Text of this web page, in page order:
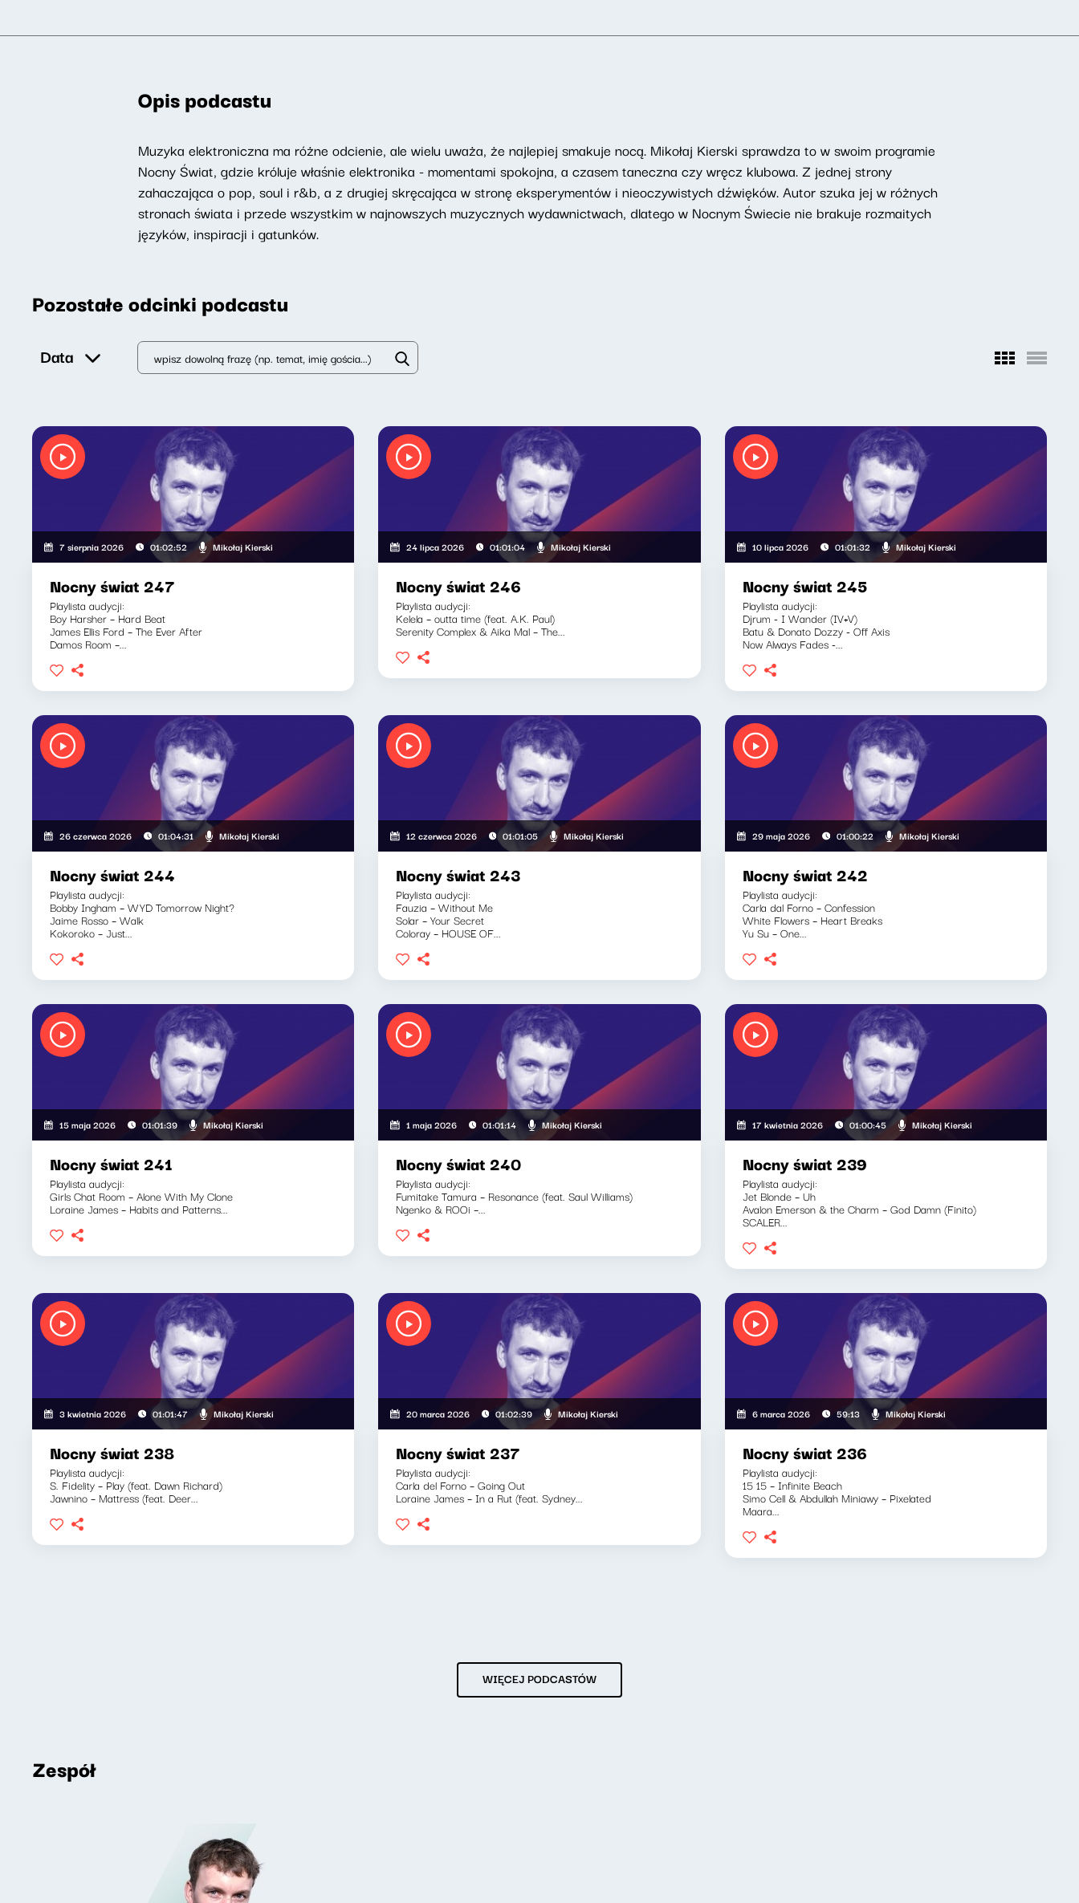
Opis podcastu
Muzyka elektroniczna ma różne odcienie, ale wielu uważa, że najlepiej smakuje nocą. Mikołaj Kierski sprawdza to w swoim programie
Nocny Świat, gdzie króluje właśnie elektronika - momentami spokojna, a czasem taneczna czy wręcz klubowa. Z jednej strony
zahaczająca o pop, soul i r&b, a z drugiej skręcająca w stronę eksperymentów i nieoczywistych dźwięków. Autor szuka jej w różnych
stronach świata i przede wszystkim w najnowszych muzycznych wydawnictwach, dlatego w Nocnym Świecie nie brakuje rozmaitych
języków, inspiracji i gatunków.
Pozostałe odcinki podcastu
Data
7 sierpnia 2026 01:02:52 Mikołaj Kierski
Nocny świat 247
Playlista audycji:
Boy Harsher – Hard Beat
James Ellis Ford – The Ever After
Damos Room –...
24 lipca 2026 01:01:04 Mikołaj Kierski
Nocny świat 246
Playlista audycji:
Kelela – outta time (feat. A.K. Paul)
Serenity Complex & Aika Mal – The...
10 lipca 2026 01:01:32 Mikołaj Kierski
Nocny świat 245
Playlista audycji:
Djrum - I Wander (IV+V)
Batu & Donato Dozzy - Off Axis
Now Always Fades -...
26 czerwca 2026 01:04:31 Mikołaj Kierski
Nocny świat 244
Playlista audycji:
Bobby Ingham – WYD Tomorrow Night?
Jaime Rosso – Walk
Kokoroko – Just...
12 czerwca 2026 01:01:05 Mikołaj Kierski
Nocny świat 243
Playlista audycji:
Fauzia – Without Me
Solar – Your Secret
Coloray – HOUSE OF...
29 maja 2026 01:00:22 Mikołaj Kierski
Nocny świat 242
Playlista audycji:
Carla dal Forno – Confession
White Flowers – Heart Breaks
Yu Su – One...
15 maja 2026 01:01:39 Mikołaj Kierski
Nocny świat 241
Playlista audycji:
Girls Chat Room – Alone With My Clone
Loraine James – Habits and Patterns...
1 maja 2026 01:01:14 Mikołaj Kierski
Nocny świat 240
Playlista audycji:
Fumitake Tamura – Resonance (feat. Saul Williams)
Ngenko & ROOi –...
17 kwietnia 2026 01:00:45 Mikołaj Kierski
Nocny świat 239
Playlista audycji:
Jet Blonde – Uh
Avalon Emerson & the Charm – God Damn (Finito)
SCALER...
3 kwietnia 2026 01:01:47 Mikołaj Kierski
Nocny świat 238
Playlista audycji:
S. Fidelity – Play (feat. Dawn Richard)
Jawnino – Mattress (feat. Deer...
20 marca 2026 01:02:39 Mikołaj Kierski
Nocny świat 237
Playlista audycji:
Carla del Forno – Going Out
Loraine James – In a Rut (feat. Sydney...
6 marca 2026 59:13 Mikołaj Kierski
Nocny świat 236
Playlista audycji:
15 15 – Infinite Beach
Simo Cell & Abdullah Miniawy – Pixelated
Maara...
WIĘCEJ PODCASTÓW
Zespół